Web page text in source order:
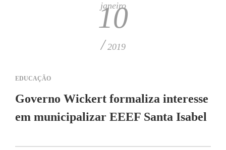
janeiro
10
/ 2019
EDUCAÇÃO
Governo Wickert formaliza interesse
em municipalizar EEEF Santa Isabel